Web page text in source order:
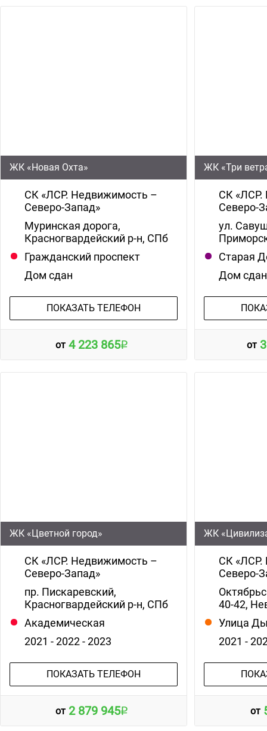
ЖК «Новая Охта»
СК «ЛСР. Недвижимость –
Северо-Запад»
Муринская дорога,
Красногвардейский р-н, СПб
Гражданский проспект
Дом сдан
ПОКАЗАТЬ ТЕЛЕФОН
от 4 223 865
ЖК «Три
СК «ЛСР.
Северо-
ул.
Старая
Дом сдан
от
ЖК «Цветной город»
СК «ЛСР. Недвижимость –
Северо-Запад»
пр. Пискаревский,
Красногвардейский р-н, СПб
Академическая
2021 - 2022 - 2023
ПОКАЗАТЬ ТЕЛЕФОН
от 2 879 945
ЖК
СК «ЛСР.
Северо-
40-42,
Улица
2021 -
от